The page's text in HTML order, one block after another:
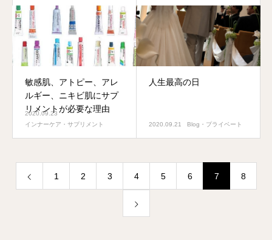
敏感肌、アトピー、アレ
ルギー、ニキビ肌にサプ
リメントが必要な理由
2020.09.23
インナーケア・サプリメント
人生最高の日
2020.09.21 Blog・プライベート
1 2 3 4 5 6 7 8